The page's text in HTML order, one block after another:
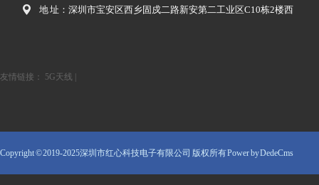
地 址：深圳市宝安区西乡固戍二路新安第二工业区C10栋2楼西
友情链接： 5G天线
Copyright © 2019-2025深圳市红心科技电子有限公司 版权所有Power by DedeCms